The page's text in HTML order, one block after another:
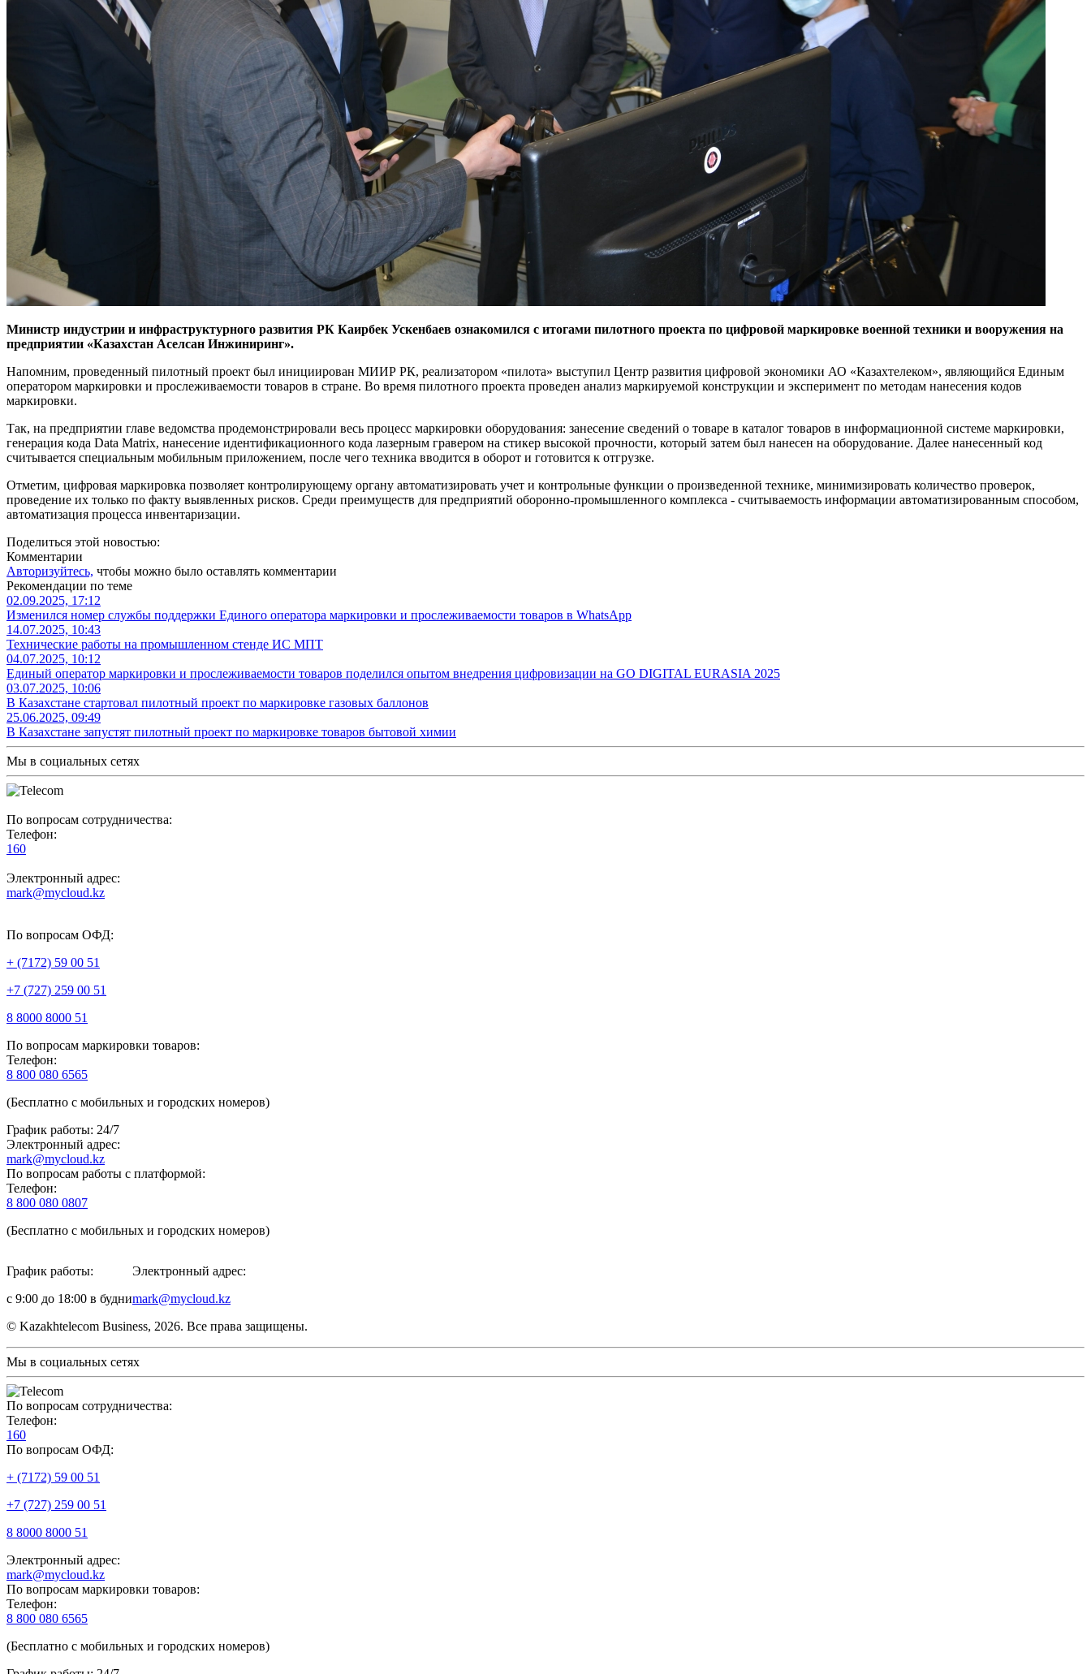
Министр индустрии и инфраструктурного развития РК Каирбек Ускенбаев ознакомился с итогами пилотного проекта по цифровой маркировке военной техники и вооружения на
предприятии «Казахстан Аселсан Инжиниринг».
Напомним, проведенный пилотный проект был инициирован МИИР РК, реализатором «пилота» выступил Центр развития цифровой экономики АО «Казахтелеком», являющийся Единым
оператором маркировки и прослеживаемости товаров в стране. Во время пилотного проекта проведен анализ маркируемой конструкции и эксперимент по методам нанесения кодов
маркировки.
Так, на предприятии главе ведомства продемонстрировали весь процесс маркировки оборудования: занесение сведений о товаре в каталог товаров в информационной системе маркировки,
генерация кода Data Matrix, нанесение идентификационного кода лазерным гравером на стикер высокой прочности, который затем был нанесен на оборудование. Далее нанесенный код
считывается специальным мобильным приложением, после чего техника вводится в оборот и готовится к отгрузке.
Отметим, цифровая маркировка позволяет контролирующему органу автоматизировать учет и контрольные функции о произведенной технике, минимизировать количество проверок,
проведение их только по факту выявленных рисков. Среди преимуществ для предприятий оборонно-промышленного комплекса - считываемость информации автоматизированным способом,
автоматизация процесса инвентаризации.
Поделиться этой новостью:
Комментарии
Авторизуйтесь, чтобы можно было оставлять комментарии
Рекомендации по теме
02.09.2025, 17:12
Изменился номер службы поддержки Единого оператора маркировки и прослеживаемости товаров в WhatsApp
14.07.2025, 10:43
Технические работы на промышленном стенде ИС МПТ
04.07.2025, 10:12
Единый оператор маркировки и прослеживаемости товаров поделился опытом внедрения цифровизации на GO DIGITAL EURASIA 2025
03.07.2025, 10:06
В Казахстане стартовал пилотный проект по маркировке газовых баллонов
25.06.2025, 09:49
В Казахстане запустят пилотный проект по маркировке товаров бытовой химии
Мы в социальных сетях
По вопросам сотрудничества:
Телефон:
160
Электронный адрес:
mark@mycloud.kz
По вопросам ОФД:
+ (7172) 59 00 51
+7 (727) 259 00 51
8 8000 8000 51
По вопросам маркировки товаров:
Телефон:
8 800 080 6565
(Бесплатно с мобильных и городских номеров)
График работы: 24/7
Электронный адрес:
mark@mycloud.kz
По вопросам работы с платформой:
Телефон:
8 800 080 0807
(Бесплатно с мобильных и городских номеров)
График работы:
с 9:00 до 18:00 в будни
Электронный адрес:
mark@mycloud.kz
© Kazakhtelecom Business, 2026. Все права защищены.
Мы в социальных сетях
По вопросам сотрудничества:
Телефон:
160
По вопросам ОФД:
+ (7172) 59 00 51
+7 (727) 259 00 51
8 8000 8000 51
Электронный адрес:
mark@mycloud.kz
По вопросам маркировки товаров:
Телефон:
8 800 080 6565
(Бесплатно с мобильных и городских номеров)